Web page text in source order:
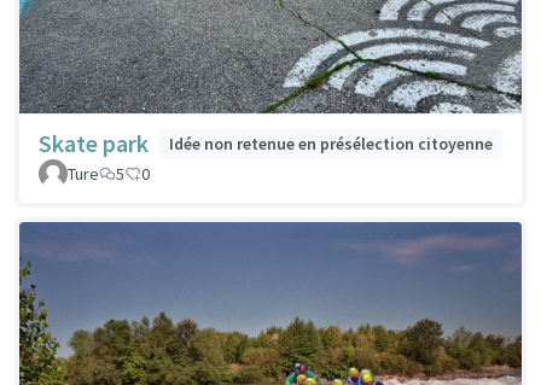
Skate park
Idée non retenue en présélection citoyenne
Ture
5 0